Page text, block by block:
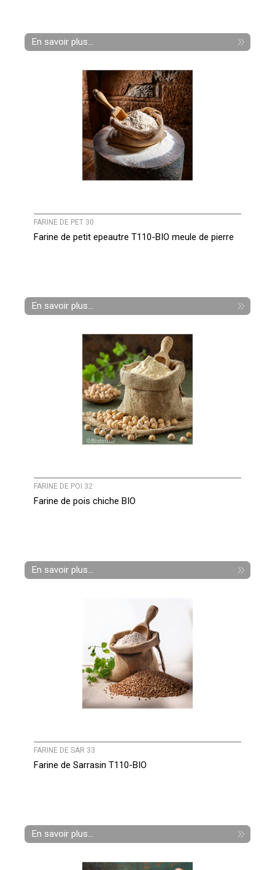
En savoir plus...
FARINE DE PET 30
Farine de petit epeautre T110-BIO meule de pierre
En savoir plus...
FARINE DE POI 32
Farine de pois chiche BIO
En savoir plus...
FARINE DE SAR 33
Farine de Sarrasin T110-BIO
En savoir plus...